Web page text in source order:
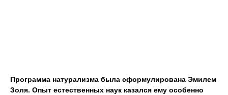
Программа натурализма была сформулирована Эмилем
Золя. Опыт естественных наук казался ему особенно